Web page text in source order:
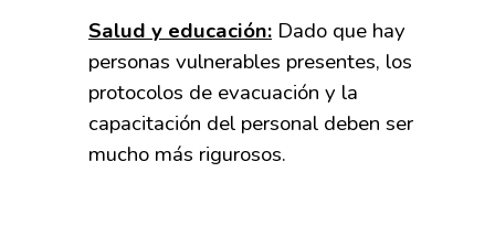
Salud y educación: Dado que hay
personas vulnerables presentes, los
protocolos de evacuación y la
capacitación del personal deben ser
mucho más rigurosos.